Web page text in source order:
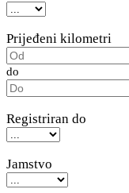
Prijeđeni kilometri
do
Registriran do
Jamstvo